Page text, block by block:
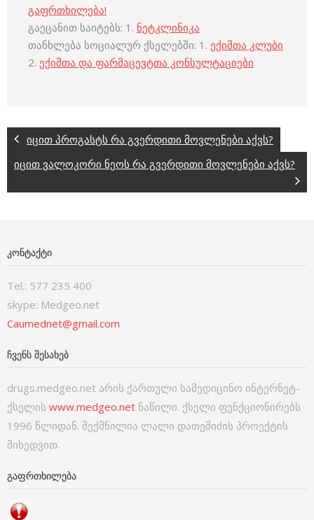
გაფრთხილება!
გაეცანით საიტებს: 1. ნეტკლინიკა
თანხლება სოციალურ ქსელებში: 1. ექიმთა კლუბი
2. ექიმთა და ფარმაცევტთა კონსულტაციები
იცით პროგასტს რა გვერდითი მოვლენები აქვს?
იცით ვალოკორი ნეოს რა გვერდითი მოვლენები აქვს?
ᲙᲝᲜᲢᲐᲥᲢᲘ
Tel.: 577 235 400
skype: Medgeo.net
Caumednet@gmail.com
ᲩᲕᲔᲜᲡ ᲨᲔᲡᲐᲮᲔᲑ
drugs.medgeo.net არის ქართული სამედიცინო ინტერნეტ-
ქსელის www.medgeo.net ნაწილი. ქსელი ფუნქციონირებს
1996 წლიდან. შექმნილია ლალი დათეშიძის პროექტის
მიხედვით.
ᲒᲐᲤᲠᲗᲮᲘᲚᲔᲑᲐ